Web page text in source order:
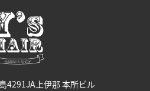
4291JA上伊那 本所ビル